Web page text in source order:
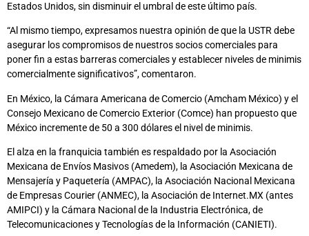
Estados Unidos, sin disminuir el umbral de este último país.
“Al mismo tiempo, expresamos nuestra opinión de que la USTR debe
asegurar los compromisos de nuestros socios comerciales para
poner fin a estas barreras comerciales y establecer niveles de minimis
comercialmente significativos”, comentaron.
En México, la Cámara Americana de Comercio (Amcham México) y el
Consejo Mexicano de Comercio Exterior (Comce) han propuesto que
México incremente de 50 a 300 dólares el nivel de minimis.
El alza en la franquicia también es respaldado por la Asociación
Mexicana de Envíos Masivos (Amedem), la Asociación Mexicana de
Mensajería y Paquetería (AMPAC), la Asociación Nacional Mexicana
de Empresas Courier (ANMEC), la Asociación de Internet.MX (antes
AMIPCI) y la Cámara Nacional de la Industria Electrónica, de
Telecomunicaciones y Tecnologías de la Información (CANIETI).